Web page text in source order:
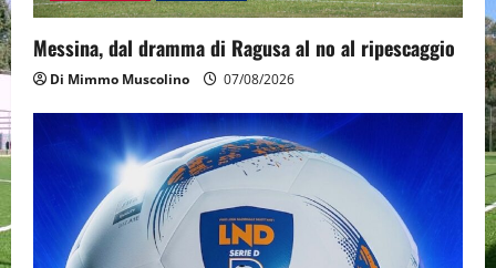
Messina, dal dramma di Ragusa al no al ripescaggio
Di Mimmo Muscolino 07/08/2026